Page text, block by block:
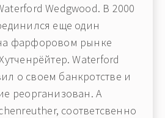
Wedgwood. В 2000
еще один
фарфоровом рынке
Waterford
о своем банкротстве и
реорганизован. А
соответсвенно